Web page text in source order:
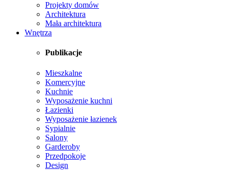
Projekty domów
Architektura
Mała architektura
Wnętrza
Publikacje
Mieszkalne
Komercyjne
Kuchnie
Wyposażenie kuchni
Łazienki
Wyposażenie łazienek
Sypialnie
Salony
Garderoby
Przedpokoje
Design